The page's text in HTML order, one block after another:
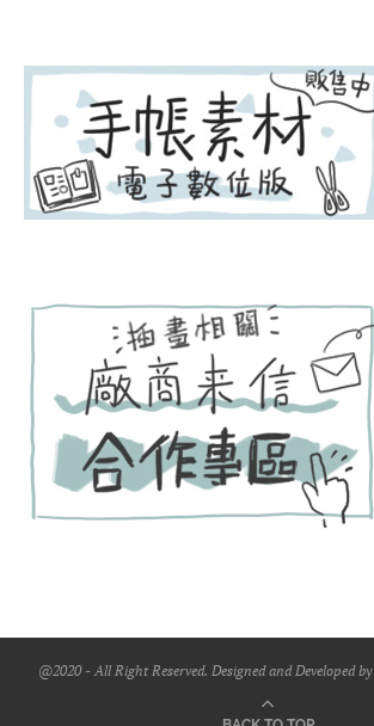
@2020 - All Right Reserved. Designed and Developed by